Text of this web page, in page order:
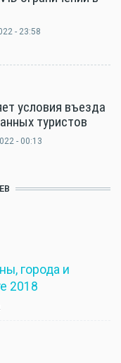
- 23:58
условия въезда
туристов
- 00:13
города и
2018